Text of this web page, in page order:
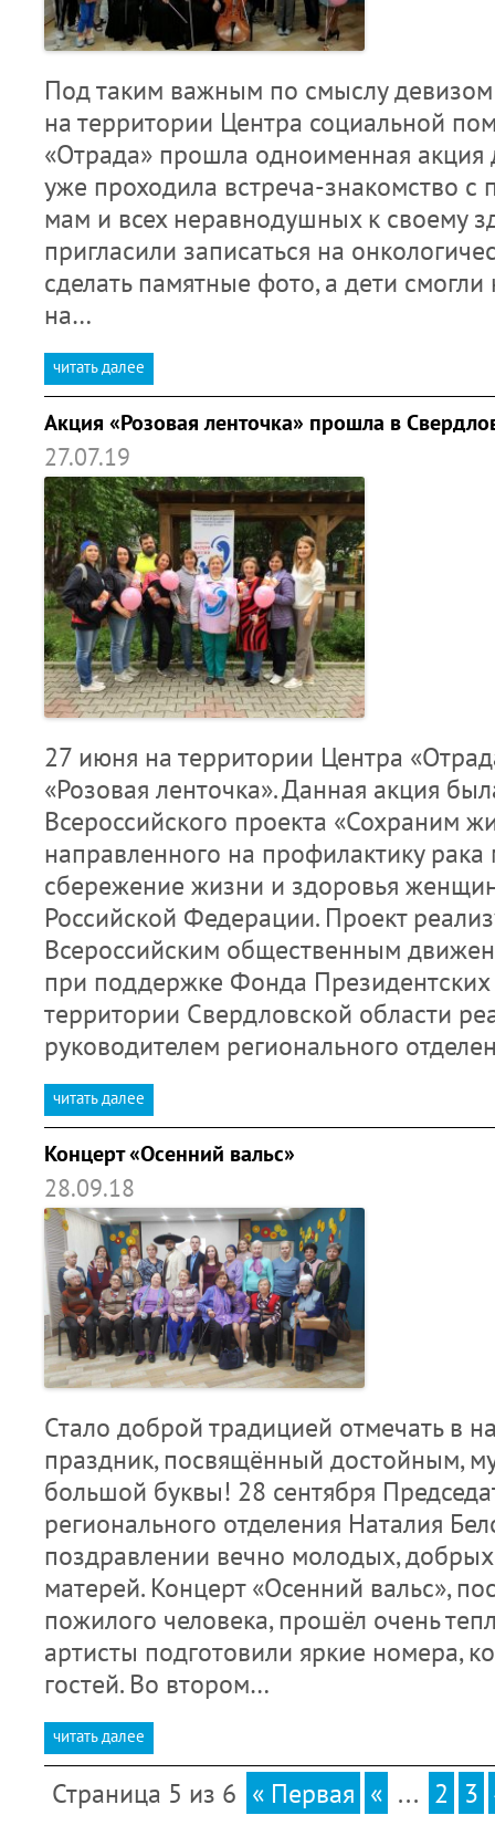
Под таким важным по смыслу
на территории Центра социальной
«Отрада» прошла одноименная
уже проходила встреча-знакомство с
мам и всех неравнодушных к своему
пригласили записаться на
сделать памятные фото, а дети смогли
на…
читать далее
Акция «Розовая ленточка» прошла в
27.07.19
27 июня на территории Центра
«Розовая ленточка». Данная акция
Всероссийского проекта «Сохраним
направленного на профилактику
сбережение жизни и здоровья
Российской Федерации. Проект
Всероссийским общественным
при поддержке Фонда Президентских
территории Свердловской области
руководителем регионального
читать далее
Концерт «Осенний вальс»
28.09.18
Стало доброй традицией отмечать в
праздник, посвящённый достойным,
большой буквы! 28 сентября
регионального отделения Наталия
поздравлении вечно молодых,
матерей. Концерт «Осенний вальс»,
пожилого человека, прошёл очень
артисты подготовили яркие номера,
гостей. Во втором…
читать далее
Страница 5 из 6 « Первая « ... 2 3